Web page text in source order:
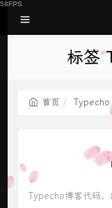
标签
首页 Typecho
Typecho博客代码